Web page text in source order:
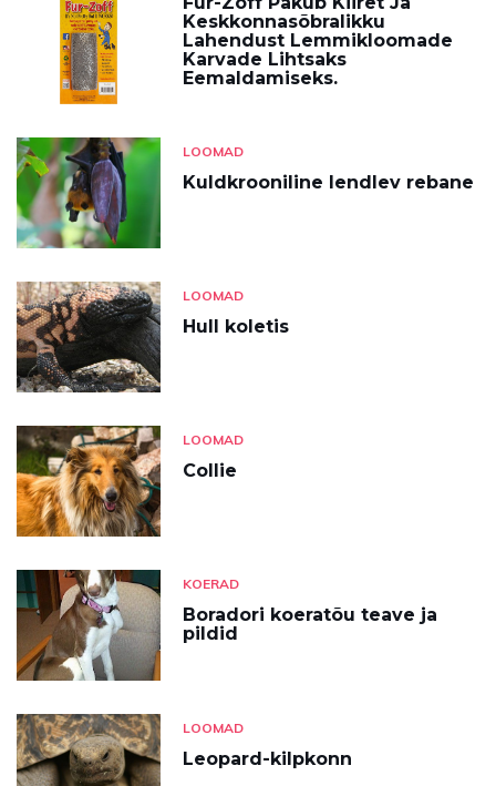
Keskkonnasõbralikku
Lahendust Lemmikloomade
Karvade Lihtsaks
Eemaldamiseks.
LOOMAD
Kuldkrooniline lendlev rebane
LOOMAD
Hull koletis
LOOMAD
Collie
KOERAD
Boradori koeratõu teave ja
pildid
LOOMAD
Leopard-kilpkonn